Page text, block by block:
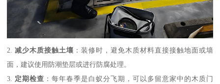
2.减少木质接触土壤 ：装修时，避免木质材料直接接触地面或墙
面，建议使用防潮垫层或进行防腐处理。
3. 定期检查 ：每年春季是白蚁分飞期，可以多留意家中的木质门